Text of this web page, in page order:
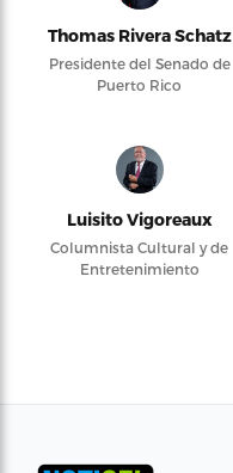
Thomas Rivera Schatz
Presidente del Senado de
Puerto Rico
Luisito Vigoreaux
Columnista Cultural y de
Entretenimiento